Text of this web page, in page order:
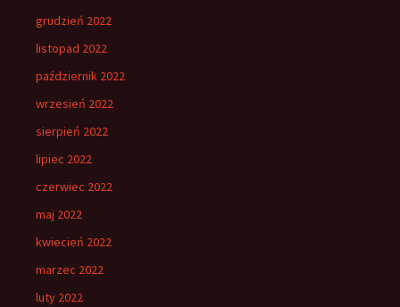
grudzień 2022
listopad 2022
październik 2022
wrzesień 2022
sierpień 2022
lipiec 2022
czerwiec 2022
maj 2022
kwiecień 2022
marzec 2022
luty 2022